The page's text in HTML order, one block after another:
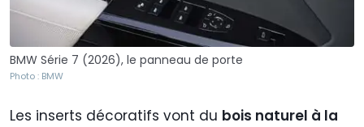
BMW Série 7 (2026), le panneau de porte
Photo : BMW
Les inserts décoratifs vont du bois naturel à la